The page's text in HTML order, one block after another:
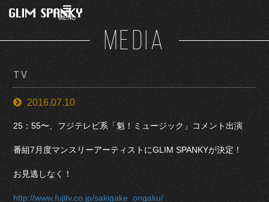
MENU
MEDIA
TV
2016.07.10
25：55〜、 フジテレビ系「魁！ミュージック」コメント出演
番組7 月度マンスリーアーティストにGLIM SPANKYが決定！
お見逃しなく！
http://www.fujitv.co.jp/sakigake_ongaku/